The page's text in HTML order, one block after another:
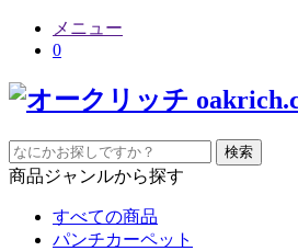
メニュー
0
検索
商品ジャンルから探す
すべての商品
パンチカーペット